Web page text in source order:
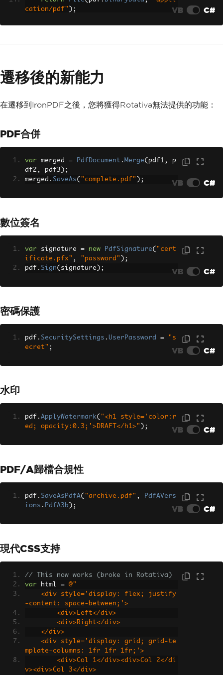
cation/pdf" );
VB C#
遷移後的新能力
在遷移到IronPDF之後，您將獲得Rotativa無法提供的功能：
PDF合併
var merged = PdfDocument . Merge( pdf1,
p
df2 , pdf3 );
merged . SaveAs( "complete.pdf" ); VB C#
數位簽名
var signature = new PdfSignature( "cert
ificate.pfx" , "password" );
pdf . Sign( signature ); VB C#
密碼保護
pdf . SecuritySettings . UserPassword =
"s
ecret" ; VB C#
水印
pdf . ApplyWatermark( "<h1 style='color:r
ed; opacity:0.3;'>DRAFT</h1>" ); VB C#
PDF/A歸檔合規性
pdf . SaveAsPdfA( "archive.pdf" ,
PdfAVers
ions . PdfA3b ); VB C#
現代CSS支持
// This now works (broke in Rotativa)
var html =
@"
-content: space-between;'>
        <div>Left</div>
        <div>Right</div>
    </div>
mplate-columns: 1fr 1fr 1fr;'>
v><div>Col 3</div>